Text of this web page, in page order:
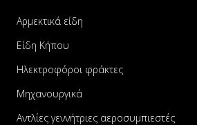
Αρμεκτικά είδη
Είδη Κήπου
Ηλεκτροφόροι φράκτες
Μηχανουργικά
Αντλίες γεννήτριες αεροσυμπιεστές